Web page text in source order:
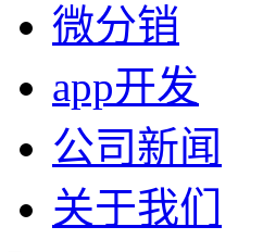
微分销
app开发
公司新闻
关于我们